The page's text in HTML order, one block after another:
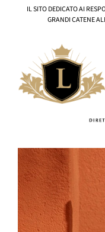
IL SITO DEDICATO AI
GRANDI CATENE
Ingrandisci
immagine